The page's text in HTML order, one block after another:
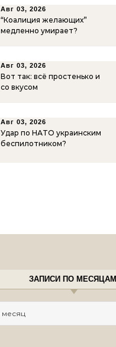
Авг 03, 2026
“Коалиция желающих”
медленно умирает?
Авг 03, 2026
Вот так: всё простенько и
со вкусом
Авг 03, 2026
Удар по НАТО украинским
беспилотником?
ЗАПИСИ ПО МЕСЯЦАМ